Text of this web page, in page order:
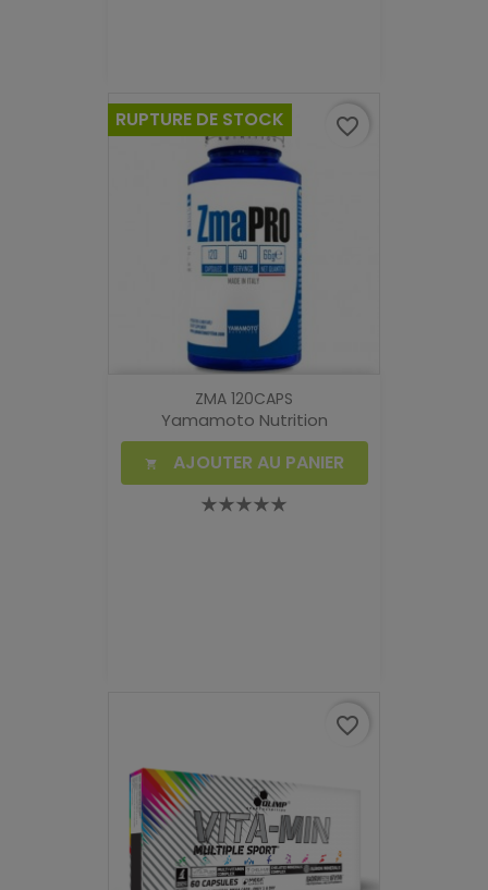
ZMA 120CAPS
Yamamoto Nutrition
 AJOUTER AU PANIER
RUPTURE DE STOCK favorite_border
favorite_border